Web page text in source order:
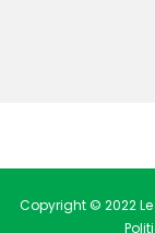
Copyright © 2022